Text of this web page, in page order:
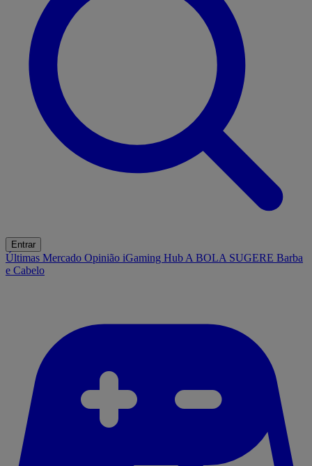
Entrar
Últimas Mercado Opinião iGaming Hub A BOLA SUGERE Barba
e Cabelo